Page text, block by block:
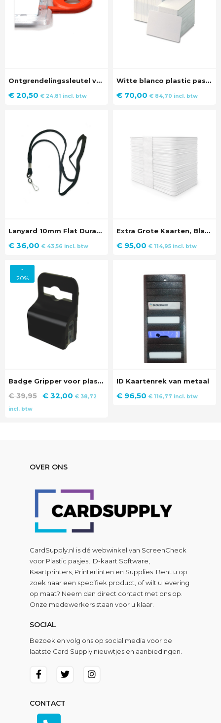
Ontgrendelingssleutel voor her-afsluitbare badgehouder (5 stuks)
€ 20,50 € 24,81 incl. btw
Witte blanco plastic pasjes (500 stuks)
€ 70,00 € 84,70 incl. btw
Lanyard 10mm Flat Durable Polyester without Breakaway (100 stuks)
€ 36,00 € 43,56 incl. btw
Extra Grote Kaarten, Blanco Plastic Passen (100 stuks)
€ 95,00 € 114,95 incl. btw
-
20%
Badge Gripper voor plastic badges (100 stuks)
€39,95
Oorspronkelijke
€ 32,00 Huidige
€ 38,72
incl. btw
ID Kaartenrek van metaal
€ 96,50 € 116,77 incl. btw
OVER ONS
CardSupply.nl is dé webwinkel van ScreenCheck
voor Plastic pasjes, ID-kaart Software,
Kaartprinters, Printerlinten en Supplies. Bent u op
zoek naar een specifiek product, of wilt u levering
op maat? Neem dan direct contact met ons op.
Onze medewerkers staan voor u klaar.
SOCIAL
Bezoek en volg ons op social media voor de
laatste Card Supply nieuwtjes en aanbiedingen.
CONTACT